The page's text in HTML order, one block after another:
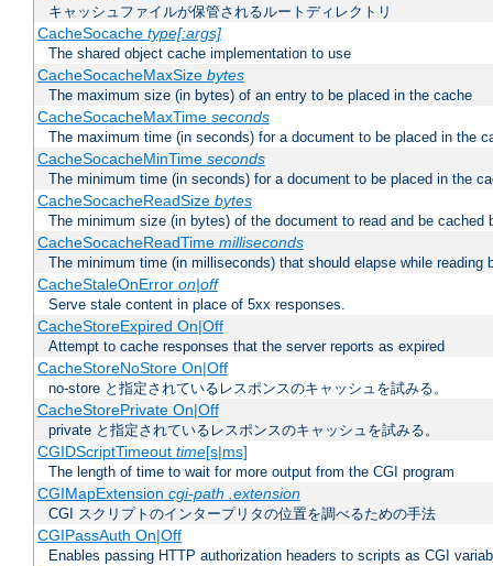
キャッシュファイルが保管されるルートディレクトリ
CacheSocache type[:args]
The shared object cache implementation to use
CacheSocacheMaxSize bytes
The maximum size (in bytes) of an entry to be placed in the cache
CacheSocacheMaxTime seconds
The maximum time (in seconds) for a document to be placed in the
CacheSocacheMinTime seconds
The minimum time (in seconds) for a document to be placed in the
CacheSocacheReadSize bytes
The minimum size (in bytes) of the document to read and be cached
CacheSocacheReadTime milliseconds
The minimum time (in milliseconds) that should elapse while reading
CacheStaleOnError on|off
Serve stale content in place of 5xx responses.
CacheStoreExpired On|Off
Attempt to cache responses that the server reports as expired
CacheStoreNoStore On|Off
no-store と指定されているレスポンスのキャッシュを試みる。
CacheStorePrivate On|Off
private と指定されているレスポンスのキャッシュを試みる。
CGIDScriptTimeout time[s|ms]
The length of time to wait for more output from the CGI program
CGIMapExtension cgi-path .extension
CGI スクリプトのインタープリタの位置を調べるための手法
CGIPassAuth On|Off
Enables passing HTTP authorization headers to scripts as CGI